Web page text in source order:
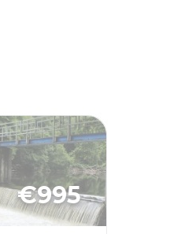
€995